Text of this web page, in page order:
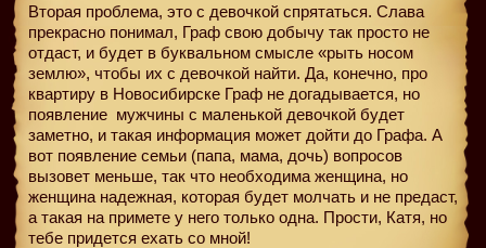
Вторая проблема, это с девочкой спрятаться. Слава
прекрасно понимал, Граф свою добычу так просто не
отдаст, и будет в буквальном смысле «рыть носом
землю», чтобы их с девочкой найти. Да, конечно, про
квартиру в Новосибирске Граф не догадывается, но
появление мужчины с маленькой девочкой будет
заметно, и такая информация может дойти до Графа. А
вот появление семьи (папа, мама, дочь) вопросов
вызовет меньше, так что необходима женщина, но
женщина надежная, которая будет молчать и не предаст,
а такая на примете у него только одна. Прости, Катя, но
тебе придется ехать со мной!